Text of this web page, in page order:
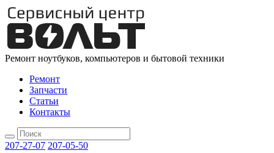
Ремонт ноутбуков, компьютеров и бытовой техники
Ремонт
Запчасти
Статьи
Контакты
207-27-07 207-05-50